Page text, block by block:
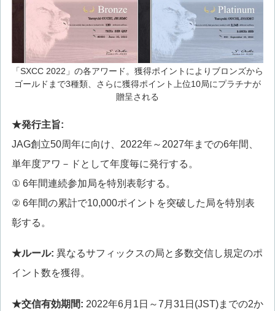
「SXCC 2022」の各アワード。獲得ポイントによりブロンズから
ゴールドまで3種類、さらに獲得ポイント上位10局にプラチナが
贈呈される
★発行主旨:
JAG創立50周年に向け、2022年～2027年までの6年間、
単年度アワ－ドとして年度毎に発行する。
① 6年間連続参加局を特別表彰する。
② 6年間の累計で10,000ポイントを突破した局を特別表
彰する。
★ルール: 異なるサフィックスの局と多数交信し規定のポ
イント数を獲得。
★交信有効期間: 2022年6月1日～7月31日(JST)までの2か